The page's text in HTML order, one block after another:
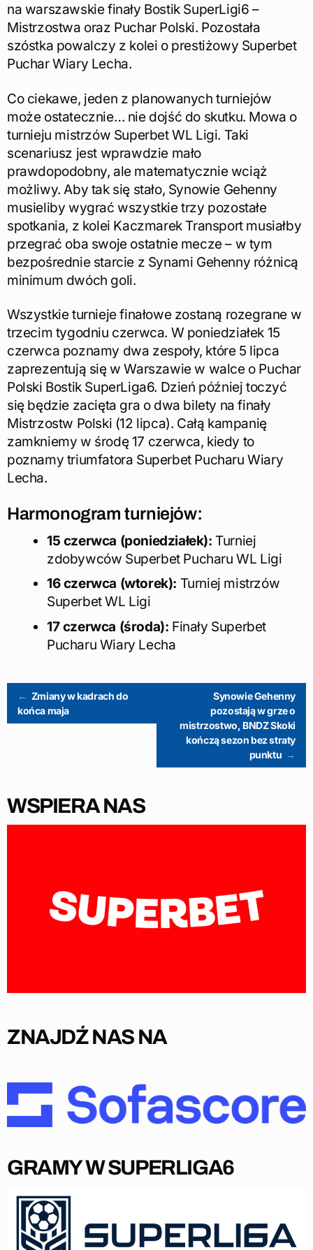
na warszawskie finały Bostik SuperLigi6 –
Mistrzostwa oraz Puchar Polski. Pozostała
szóstka powalczy z kolei o prestiżowy Superbet
Puchar Wiary Lecha.
Co ciekawe, jeden z planowanych turniejów
może ostatecznie… nie dojść do skutku. Mowa o
turnieju mistrzów Superbet WL Ligi. Taki
scenariusz jest wprawdzie mało
prawdopodobny, ale matematycznie wciąż
możliwy. Aby tak się stało, Synowie Gehenny
musieliby wygrać wszystkie trzy pozostałe
spotkania, z kolei Kaczmarek Transport musiałby
przegrać oba swoje ostatnie mecze – w tym
bezpośrednie starcie z Synami Gehenny różnicą
minimum dwóch goli.
Wszystkie turnieje finałowe zostaną rozegrane w
trzecim tygodniu czerwca. W poniedziałek 15
czerwca poznamy dwa zespoły, które 5 lipca
zaprezentują się w Warszawie w walce o Puchar
Polski Bostik SuperLiga6. Dzień później toczyć
się będzie zacięta gra o dwa bilety na finały
Mistrzostw Polski (12 lipca). Całą kampanię
zamkniemy w środę 17 czerwca, kiedy to
poznamy triumfatora Superbet Pucharu Wiary
Lecha.
Harmonogram turniejów:
15 czerwca (poniedziałek): Turniej
zdobywców Superbet Pucharu WL Ligi
16 czerwca (wtorek): Turniej mistrzów
Superbet WL Ligi
17 czerwca (środa): Finały Superbet
Pucharu Wiary Lecha
Post
← Zmiany w kadrach do
końca maja
Synowie Gehenny
pozostają w grze o
mistrzostwo, BNDZ Skoki
kończą sezon bez straty
punktu →
WSPIERA NAS
ZNAJDŹ NAS NA
GRAMY W SUPERLIGA6